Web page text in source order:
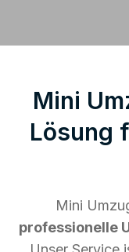
Mini
Lösung
Mini
professionelle